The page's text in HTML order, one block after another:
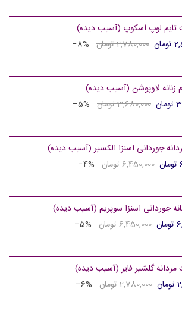
تایم لوپ اسکوپ (آسیب دیده)
2,780,000 تومان ‎−8%
زنانه لاوپوشن (آسیب دیده)
3,680,000 تومان ‎−5%
جوردانی اسنزا الکسیر (آسیب دیده)
6,450,000 تومان ‎−4%
جوردانی اسنزا سوپریم (آسیب دیده)
6,450,000 تومان ‎−5%
مردانه گلشیر فایر (آسیب دیده)
2,780,000 تومان ‎−6%